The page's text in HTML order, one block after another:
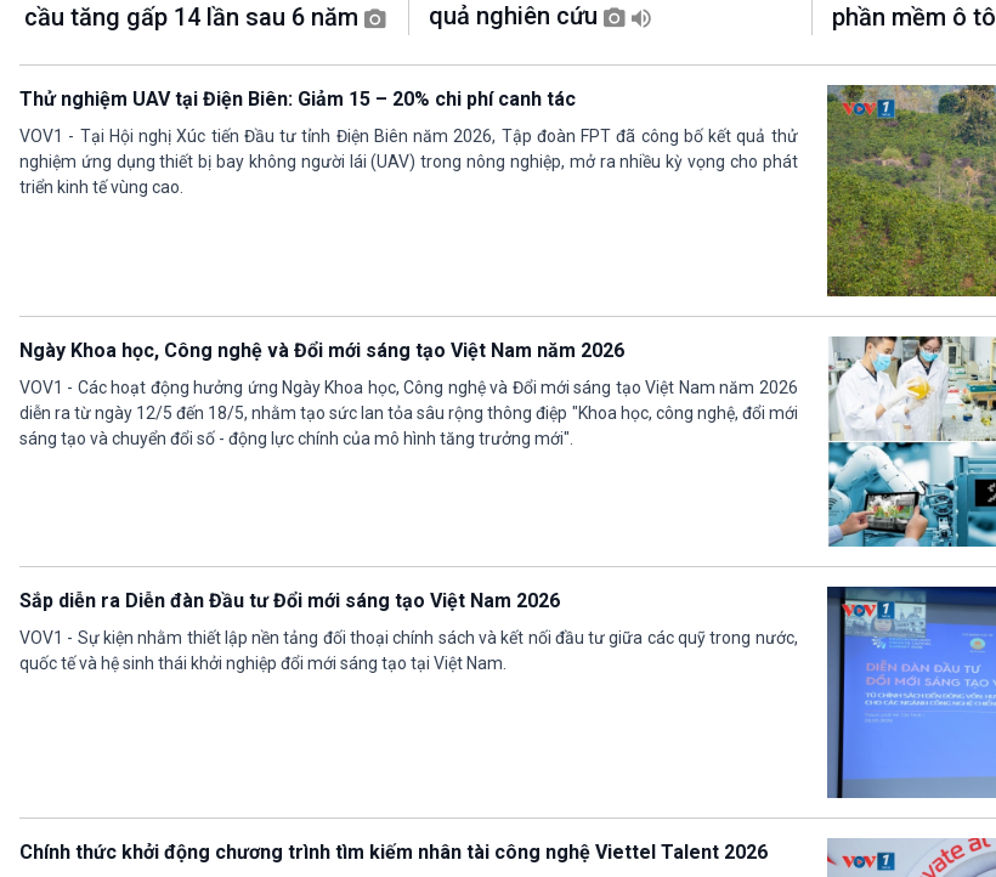
cầu tăng gấp 14 lần sau 6 năm
quả nghiên cứu
phần mềm ô tô
Thử nghiệm UAV tại Điện Biên: Giảm 15 – 20% chi phí canh tác
VOV1 - Tại Hội nghị Xúc tiến Đầu tư tỉnh Điện Biên năm 2026, Tập đoàn FPT đã công bố kết quả thử
nghiệm ứng dụng thiết bị bay không người lái (UAV) trong nông nghiệp, mở ra nhiều kỳ vọng cho phát
triển kinh tế vùng cao.
Ngày Khoa học, Công nghệ và Đổi mới sáng tạo Việt Nam năm 2026
VOV1 - Các hoạt động hưởng ứng Ngày Khoa học, Công nghệ và Đổi mới sáng tạo Việt Nam năm 2026
diễn ra từ ngày 12/5 đến 18/5, nhằm tạo sức lan tỏa sâu rộng thông điệp "Khoa học, công nghệ, đổi mới
sáng tạo và chuyển đổi số - động lực chính của mô hình tăng trưởng mới".
Sắp diễn ra Diễn đàn Đầu tư Đổi mới sáng tạo Việt Nam 2026
VOV1 - Sự kiện nhằm thiết lập nền tảng đối thoại chính sách và kết nối đầu tư giữa các quỹ trong nước,
quốc tế và hệ sinh thái khởi nghiệp đổi mới sáng tạo tại Việt Nam.
Chính thức khởi động chương trình tìm kiếm nhân tài công nghệ Viettel Talent 2026